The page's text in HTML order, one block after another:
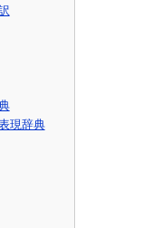
現辞典